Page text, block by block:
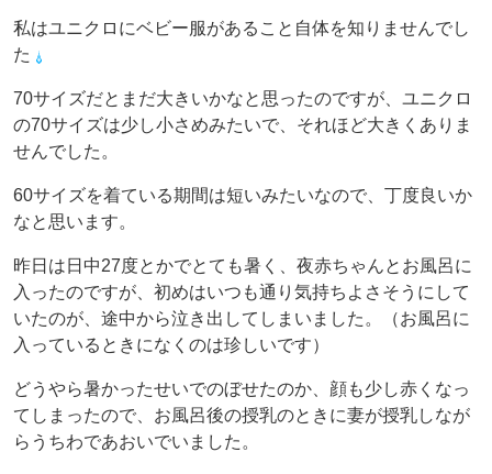
私はユニクロにベビー服があること自体を知りませんでし
た
70サイズだとまだ大きいかなと思ったのですが、ユニクロ
の70サイズは少し小さめみたいで、それほど大きくありま
せんでした。
60サイズを着ている期間は短いみたいなので、丁度良いか
なと思います。
昨日は日中27度とかでとても暑く、夜赤ちゃんとお風呂に
入ったのですが、初めはいつも通り気持ちよさそうにして
いたのが、途中から泣き出してしまいました。（お風呂に
入っているときになくのは珍しいです）
どうやら暑かったせいでのぼせたのか、顔も少し赤くなっ
てしまったので、お風呂後の授乳のときに妻が授乳しなが
らうちわであおいでいました。